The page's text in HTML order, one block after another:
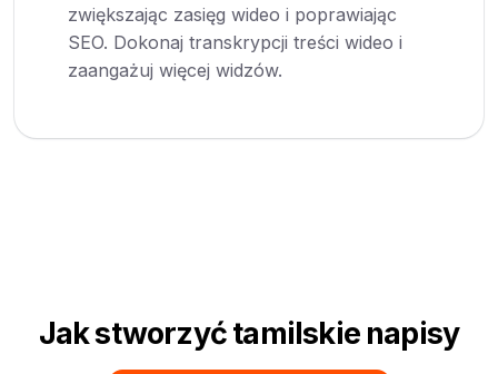
zwiększając zasięg wideo i poprawiając
SEO. Dokonaj transkrypcji treści wideo i
zaangażuj więcej widzów.
Jak stworzyć tamilskie napisy